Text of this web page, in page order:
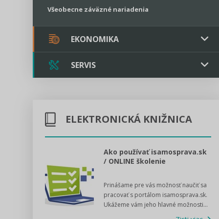
Všeobecne záväzné nariadenia
EKONOMIKA
Verejné obstarávanie
Majetok
Rozpočet
Sociálne podniky
Štátna pomoc
SERVIS
Kontakt
Tlačová agentúra
VIDEO produkcia
ELEKTRONICKÁ KNIŽNICA
Ako používať isamosprava.sk
/ ONLINE školenie
Prinášame pre vás možnosť naučiť sa
pracovať s portálom isamosprava.sk.
Ukážeme vám jeho hlavné možnosti...